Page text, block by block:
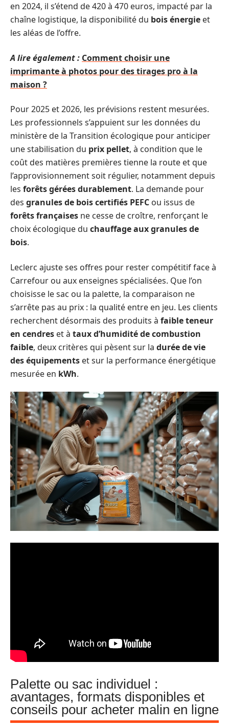
en 2024, il s’étend de 420 à 470 euros, impacté par la
chaîne logistique, la disponibilité du bois énergie et
les aléas de l’offre.
A lire également : Comment choisir une
imprimante à photos pour des tirages pro à la
maison ?
Pour 2025 et 2026, les prévisions restent mesurées.
Les professionnels s’appuient sur les données du
ministère de la Transition écologique pour anticiper
une stabilisation du prix pellet, à condition que le
coût des matières premières tienne la route et que
l’approvisionnement soit régulier, notamment depuis
les forêts gérées durablement. La demande pour
des granules de bois certifiés PEFC ou issus de
forêts françaises ne cesse de croître, renforçant le
choix écologique du chauffage aux granules de
bois.
Leclerc ajuste ses offres pour rester compétitif face à
Carrefour ou aux enseignes spécialisées. Que l’on
choisisse le sac ou la palette, la comparaison ne
s’arrête pas au prix : la qualité entre en jeu. Les clients
recherchent désormais des produits à faible teneur
en cendres et à taux d’humidité de combustion
faible, deux critères qui pèsent sur la durée de vie
des équipements et sur la performance énergétique
mesurée en kWh.
Palette ou sac individuel :
avantages, formats disponibles et
conseils pour acheter malin en ligne